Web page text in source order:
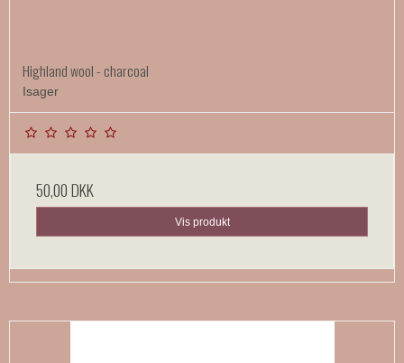
Highland wool - charcoal
Isager
50,00 DKK
Vis produkt